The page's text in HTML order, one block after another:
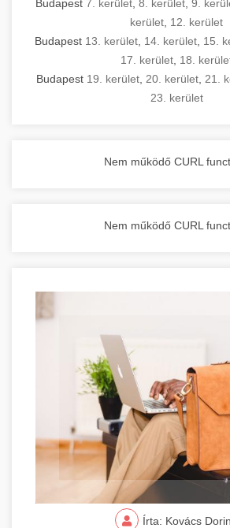
Budapest 7. kerület, 8. kerület, 9.
kerület 12. kerület
Budapest 13. kerület 14. kerület 15.
17. kerület 18.
Budapest 19. kerület 20. kerület 21.
23. kerület
Nem működő CURL
Nem működő CURL
Írta: Kovács